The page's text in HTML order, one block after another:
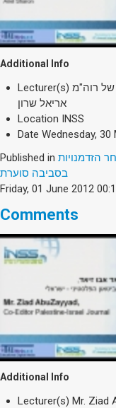
Additional Info
Lecturer(s) של רוה"מ
אריאל שרון
Location INSS
Date Wednesday, 30
Published in 21: בחיפוש אחר הזדמנויות
בסביבה סוערת
Friday, 01 June 2012
Comments
Additional Info
Lecturer(s) Mr. Ziad